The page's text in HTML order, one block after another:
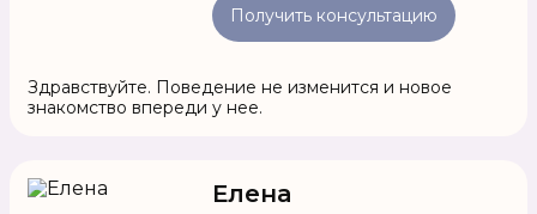
Получить консультацию
Здравствуйте. Поведение не изменится и новое
знакомство впереди у нее.
Елена